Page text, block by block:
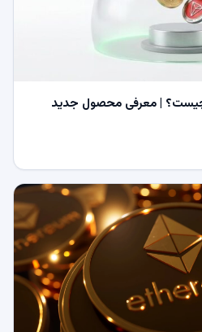
چیست؟ | معرفی محصول جدید